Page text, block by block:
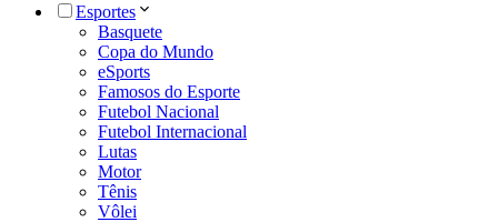
Esportes
Basquete
Copa do Mundo
eSports
Famosos do Esporte
Futebol Nacional
Futebol Internacional
Lutas
Motor
Tênis
Vôlei